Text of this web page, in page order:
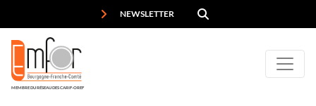
NEWSLETTER
MEMBRE DU RÉSEAU DES CARIF-OREF
Panneau de gestion des cookies